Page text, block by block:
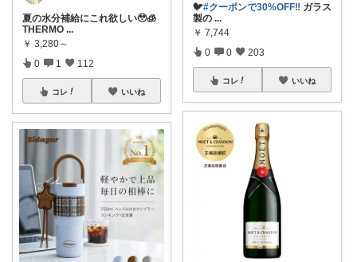
夏の水分補給にこれ欲しい🥹🧊
THERMO ...
￥ 3,280～
0 1 112
コレ いいね
🐦#クーポンで30%OFF‼️ ガラス
製の ...
￥ 7,744
0 0 203
コレ いいね